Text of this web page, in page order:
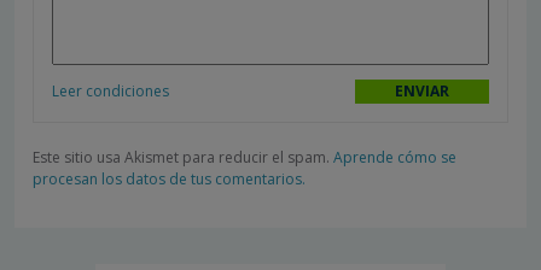
Leer condiciones
Este sitio usa Akismet para reducir el spam. Aprende cómo se
procesan los datos de tus comentarios.